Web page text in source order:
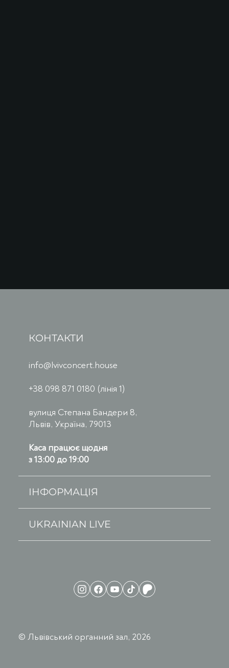
© Львівський органний зал, 2026
КОНТАКТИ
info@lvivconcert.house
+38 098 871 0180 (лінія 1)
вулиця Степана Бандери 8,
Львів, Україна, 79013
Каса працює щодня
з 13:00 до 19:00
ІНФОРМАЦІЯ
UKRAINIAN LIVE